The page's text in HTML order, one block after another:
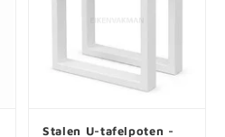
Stalen U-tafelpoten -